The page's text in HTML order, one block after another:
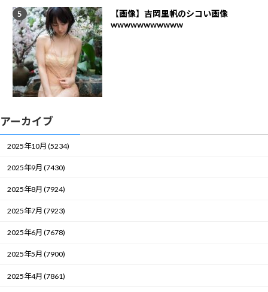
【画像】吉岡里帆のシコい画像
wwwwwwwwwww
アーカイブ
2025年10月 (5234)
2025年9月 (7430)
2025年8月 (7924)
2025年7月 (7923)
2025年6月 (7678)
2025年5月 (7900)
2025年4月 (7861)